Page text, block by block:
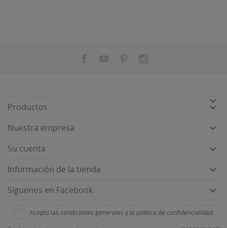

Productos 
Nuestra empresa 
Su cuenta 
Información de la tienda 
Síguenos en Facebook 
Acepto las condiciones generales y la política de confidencialidad